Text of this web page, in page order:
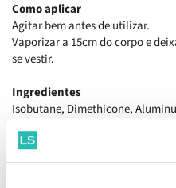
Como aplicar
Agitar bem antes de utilizar.
Vaporizar a 15cm do corpo e
se vestir.
Ingredientes
Isobutane, Dimethicone,
Dimethiconol, Isopropyl
Stearalkonium Bentonite.
EAN: 3337871310592